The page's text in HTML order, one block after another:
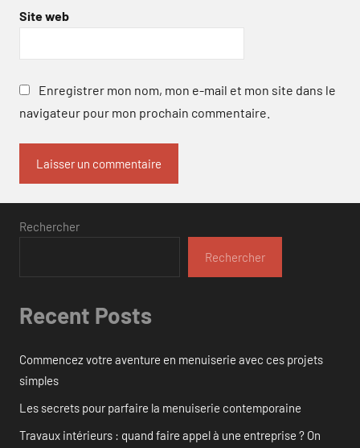
Site web
Enregistrer mon nom, mon e-mail et mon site dans le
navigateur pour mon prochain commentaire.
Rechercher
Rechercher
Recent Posts
Commencez votre aventure en menuiserie avec ces projets
simples
Les secrets pour parfaire la menuiserie contemporaine
Travaux intérieurs : quand faire appel à une entreprise ? On